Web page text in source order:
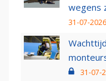
wegens
31-07-
31-07-